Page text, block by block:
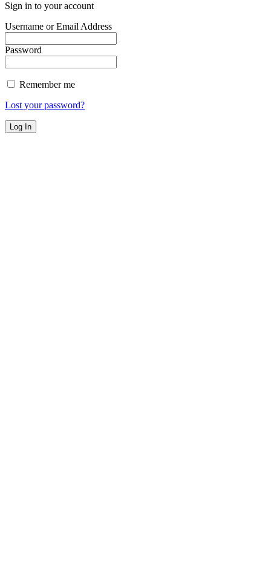
Sign in to your account
Username or Email Address
Password
Remember me
Lost your password?